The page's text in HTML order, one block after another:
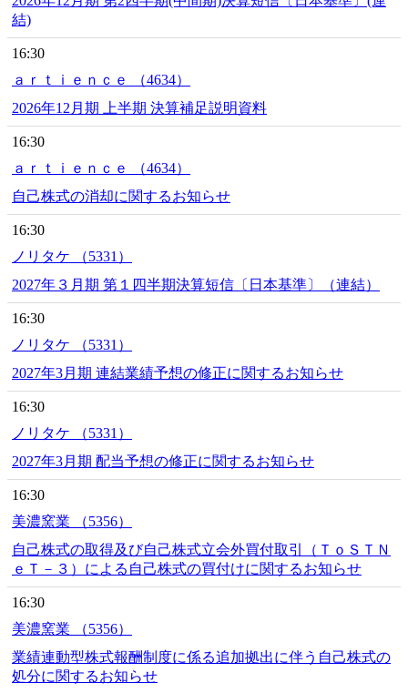
結)
16:30
ａｒｔｉｅｎｃｅ （4634）
2026年12月期 上半期 決算補足説明資料
16:30
ａｒｔｉｅｎｃｅ （4634）
自己株式の消却に関するお知らせ
16:30
ノリタケ （5331）
2027年３月期 第１四半期決算短信〔日本基準〕（連結）
16:30
ノリタケ （5331）
2027年3月期 連結業績予想の修正に関するお知らせ
16:30
ノリタケ （5331）
2027年3月期 配当予想の修正に関するお知らせ
16:30
美濃窯業 （5356）
自己株式の取得及び自己株式立会外買付取引（ＴｏＳＴＮ
ｅＴ－３）による自己株式の買付けに関するお知らせ
16:30
美濃窯業 （5356）
業績連動型株式報酬制度に係る追加拠出に伴う自己株式の
処分に関するお知らせ